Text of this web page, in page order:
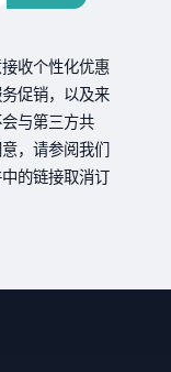
收个性化优惠
促销，以及来
与第三方共
，请参阅我们
的链接取消订